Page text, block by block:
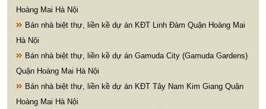
Hoàng Mai Hà Nội
Bán nhà biệt thự, liền kề dự án KĐT Linh Đàm Quận Hoàng Mai
Hà Nội
Bán nhà biệt thự, liền kề dự án Gamuda City (Gamuda Gardens)
Quận Hoàng Mai Hà Nội
Bán nhà biệt thự, liền kề dự án KĐT Tây Nam Kim Giang Quận
Hoàng Mai Hà Nội